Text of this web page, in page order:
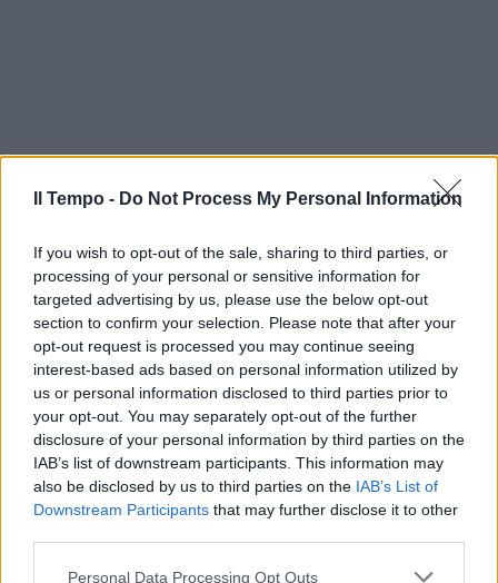
Il Tempo - Do Not Process My Personal Information
If you wish to opt-out of the sale, sharing to third parties, or
processing of your personal or sensitive information for
targeted advertising by us, please use the below opt-out
section to confirm your selection. Please note that after your
opt-out request is processed you may continue seeing
interest-based ads based on personal information utilized by
us or personal information disclosed to third parties prior to
your opt-out. You may separately opt-out of the further
disclosure of your personal information by third parties on the
IAB’s list of downstream participants. This information may
also be disclosed by us to third parties on the IAB’s List of
Downstream Participants that may further disclose it to other
Personal Data Processing Opt Outs